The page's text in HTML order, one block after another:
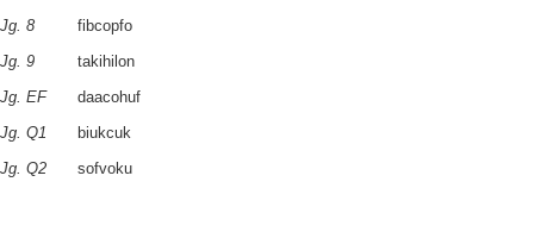
Jg. 8
fibcopfo
Jg. 9
takihilon
Jg. EF
daacohuf
Jg. Q1
biukcuk
Jg. Q2
sofvoku